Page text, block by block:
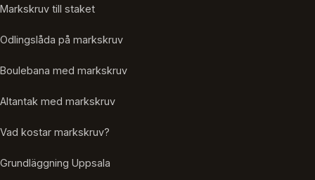
Markskruv till staket
Odlingslåda på markskruv
Boulebana med markskruv
Altantak med markskruv
Vad kostar markskruv?
Grundläggning Uppsala